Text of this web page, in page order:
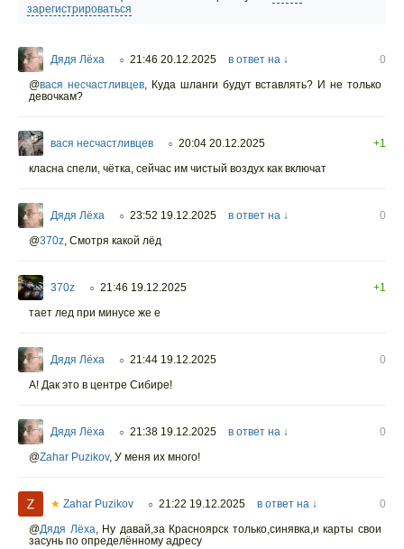
зарегистрироваться
Дядя Лёха ○ 21:46 20.12.2025 в ответ на ↓
0
@вася несчастливцев,Куда шланги будут вставлять? И не только
девочкам?
вася несчастливцев ○ 20:04 20.12.2025
+1
класна спели, чётка, сейчас им чистый воздух как включат
Дядя Лёха ○ 23:52 19.12.2025 в ответ на ↓
0
@370z, Смотря какой лёд
370z ○ 21:46 19.12.2025
+1
тает лед при минусе же е
Дядя Лёха ○ 21:44 19.12.2025
0
А! Дак это в центре Сибире!
Дядя Лёха ○ 21:38 19.12.2025 в ответ на ↓
0
@Zahar Puzikov, У меня их много!
★ Zahar Puzikov ○ 21:22 19.12.2025 в ответ на ↓
0
@Дядя Лёха,Ну давай,за Красноярск только,синявка,и карты свои
засунь по определённому адресу